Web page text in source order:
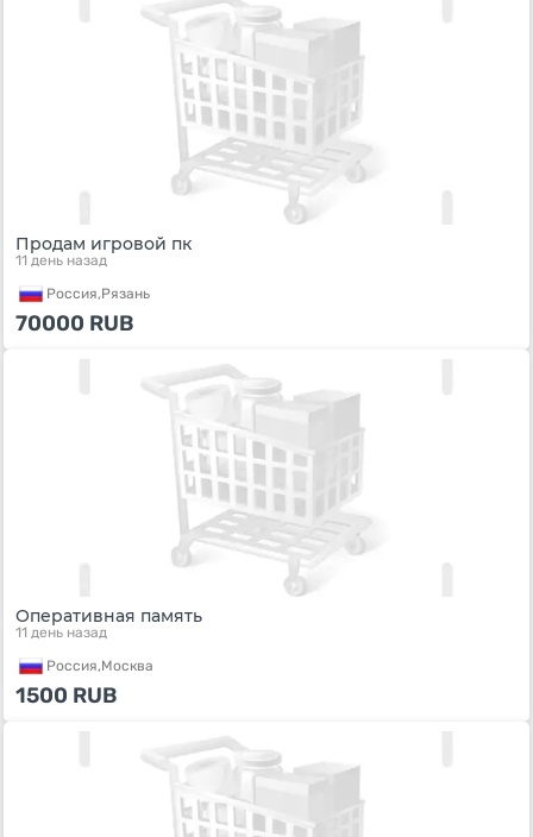
Продам игровой пк
11 день назад
Россия,Рязань
70000 RUB
Оперативная память
11 день назад
Россия,Москва
1500 RUB